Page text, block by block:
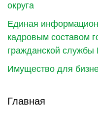
округа
Единая
кадровым составом
гражданской службы
Имущество для
Главная